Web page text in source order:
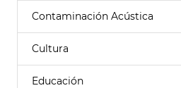
Contaminación Acústica
Cultura
Educación